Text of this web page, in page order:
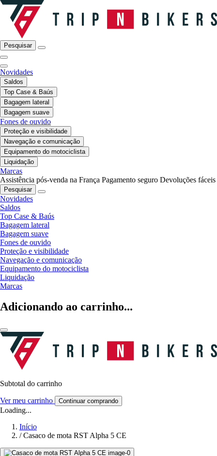
Pesquisar
Novidades
Saldos
Top Case & Baús
Bagagem lateral
Bagagem suave
Fones de ouvido
Proteção e visibilidade
Navegação e comunicação
Equipamento do motociclista
Liquidação
Marcas
Assistência pós-venda na França Pagamento seguro Devoluções fáceis
Pesquisar
Novidades
Saldos
Top Case & Baús
Bagagem lateral
Bagagem suave
Fones de ouvido
Proteção e visibilidade
Navegação e comunicação
Equipamento do motociclista
Liquidação
Marcas
Adicionando ao carrinho...
Subtotal do carrinho
Ver meu carrinho Continuar comprando
Loading...
Início
/ Casaco de mota RST Alpha 5 CE